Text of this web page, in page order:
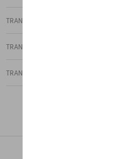
TRANSPORTER
TRANSPORTER 6.1 DOUBLE CABINE
TRANSPORTER CALIFORNIA 6.1